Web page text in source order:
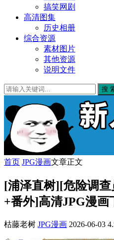
搞笑网剧
高清图集
历史相册
综合资源
素材图片
其他资源
说明文件
搜
首页 JPG漫画文章正文
[浦泽直树][危险调
+番外]高清JPG漫画
枯藤老树 JPG漫画 2026-06-03